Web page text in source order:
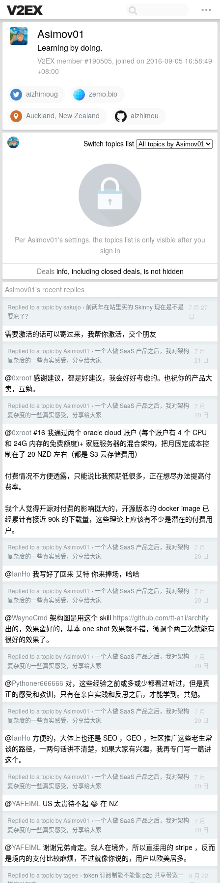
Asimov01
Learning by doing.
V2EX member #190505, joined on 2016-09-05 16:58:49
+08:00
aizhimoug zemo.bio
Auckland, New Zealand aizhimou
Switch topics list
Per Asimov01's settings, the topics list is only visible after you
sign in
Dealsinfo, including closed deals, is not hidden
Asimov01's recent replies
Replied to a topic by sakujo › 前两年在站里买的 Skinny 现在是不是
要凉了？
7 月 27
日
需要激活的话可以寄过来，我帮你激活，交个朋友
Replied to a topic by Asimov01 › 一个人做 SaaS 产品之后，我对架构
复杂度的一些真实感受，分享给大家
7 月
21 日
@0xroot 感谢建议，都是好建议，我会好好考虑的。也祝你的产品大
卖，互勉。
Replied to a topic by Asimov01 › 一个人做 SaaS 产品之后，我对架构
复杂度的一些真实感受，分享给大家
7 月
20 日
@0xroot #16 我通过两个 oracle cloud 账户 (每个账户有 4 个 CPU
和 24G 内存的免费额度)+ 家庭服务器的混合架构，把月固定成本控
制在了 20 NZD 左右（都是 S3 云存储费用）
付费情况不方便透露，只能说比我预期低很多，正在想尽办法提高付
费率。
我个人觉得开源对付费的影响挺大的，开源版本的 docker image 已
经累计有接近 90k 的下载量，这些理论上应该有不少是潜在的付费用
户。
Replied to a topic by Asimov01 › 一个人做 SaaS 产品之后，我对架构
复杂度的一些真实感受，分享给大家
7 月
20 日
@IanHo 我写好了回来 艾特 你来捧场，哈哈
Replied to a topic by Asimov01 › 一个人做 SaaS 产品之后，我对架构
复杂度的一些真实感受，分享给大家
7 月
20 日
@WayneCmd 架构图是用这个 skill https://github.com/tt-a1i/archify
出的，效果蛮好的，基本 one shot 效果就不错，微调个两三次就能有
很好的效果了。
Replied to a topic by Asimov01 › 一个人做 SaaS 产品之后，我对架构
复杂度的一些真实感受，分享给大家
7 月
20 日
@Pythoner666666 对，这些经验之前或多或少都看过听过，但是真
正的感受和教训，只有在亲自实践和反思之后，才能学到。共勉。
Replied to a topic by Asimov01 › 一个人做 SaaS 产品之后，我对架构
复杂度的一些真实感受，分享给大家
7 月
20 日
@IanHo 方便的，大体上也还是 SEO ，GEO ，社区推广这些老生常
谈的路径，一两句话讲不清楚，如果大家有兴趣，我再专门写一篇讲
这个。
Replied to a topic by Asimov01 › 一个人做 SaaS 产品之后，我对架构
复杂度的一些真实感受，分享给大家
7 月
20 日
@YAFEIML US 太贵待不起 😂 在 NZ
Replied to a topic by Asimov01 › 一个人做 SaaS 产品之后，我对架构
复杂度的一些真实感受，分享给大家
7 月
20 日
@YAFEIML 谢谢兄弟肯定。我人在境外，所以直接用的 stripe ，反而
是境内的支付比较麻烦，不过就像你说的，用户以欧美居多。
Replied to a topic by tagee › token 订阅制能不能像 p2p 共享带宽一
6 月 22